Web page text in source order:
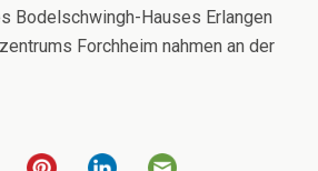
Bodelschwingh-Hauses Erlangen
Forchheim nahmen an der